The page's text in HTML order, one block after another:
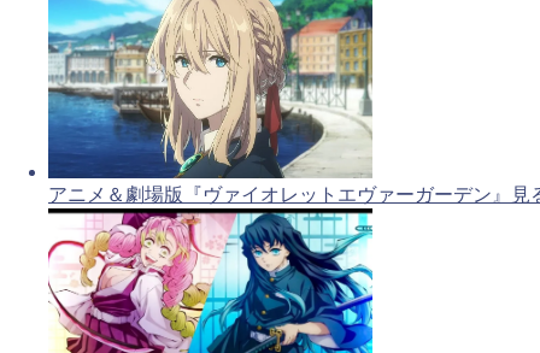
アニメ＆劇場版『ヴァイオレットエヴァーガーデン』見